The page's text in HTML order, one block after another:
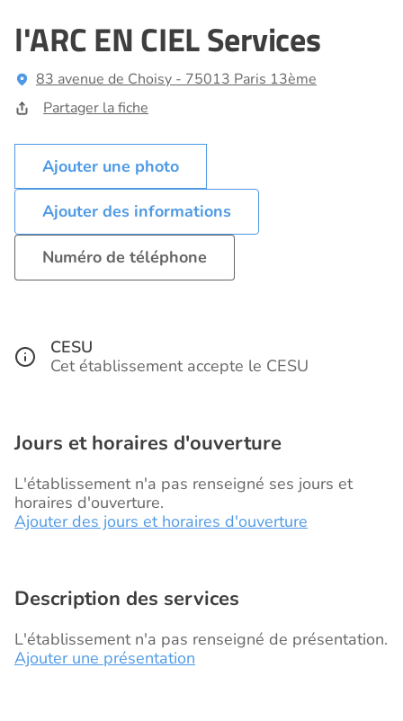
l'ARC EN CIEL Services
83 avenue de Choisy - 75013 Paris 13ème
Partager la fiche
Ajouter des informations
Numéro de téléphone
CESU
Cet établissement accepte le CESU
Jours et horaires d'ouverture
L'établissement n'a pas renseigné ses jours et
horaires d'ouverture.
Ajouter des jours et horaires d'ouverture
Description des services
L'établissement n'a pas renseigné de présentation.
Ajouter une présentation